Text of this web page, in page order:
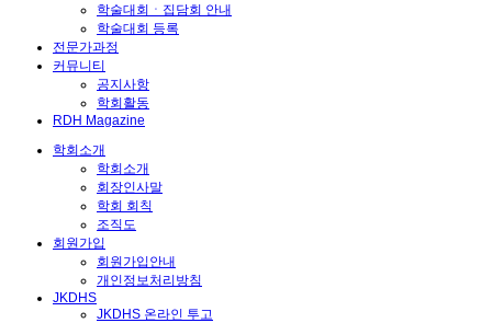
학술대회ㆍ집담회 안내
학술대회 등록
전문가과정
커뮤니티
공지사항
학회활동
RDH Magazine
학회소개
학회소개
회장인사말
학회 회칙
조직도
회원가입
회원가입안내
개인정보처리방침
JKDHS
JKDHS 온라인 투고